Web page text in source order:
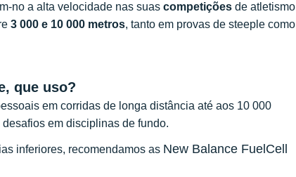
no a alta velocidade nas suas competições de atletismo
3 000 e 10 000 metros, tanto em provas de steeple como
que uso?
em corridas de longa distância até aos 10 000
em disciplinas de fundo.
inferiores, recomendamos as New Balance FuelCell